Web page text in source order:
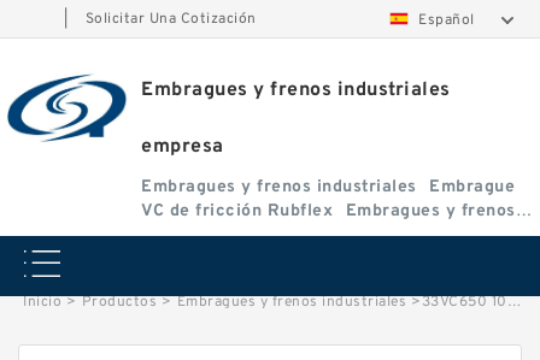
Solicitar Una Cotización Español
Embragues y frenos industriales
empresa
Embragues y frenos industriales
Embrague
VC de fricción Rubflex
Embragues y frenos
VC
Inicio > Productos > Embragues y frenos industriales >33VC650 105439 Eaton Airflex Embragues y Frenos